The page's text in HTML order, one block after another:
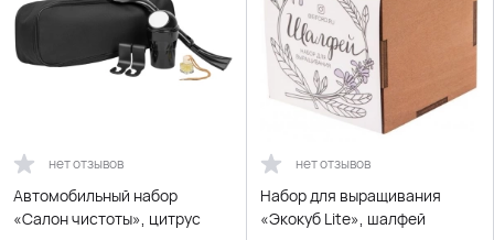
нет отзывов
Автомобильный набор
«Салон чистоты», цитрус
нет отзывов
Набор для выращивания
«Экокуб Lite», шалфей